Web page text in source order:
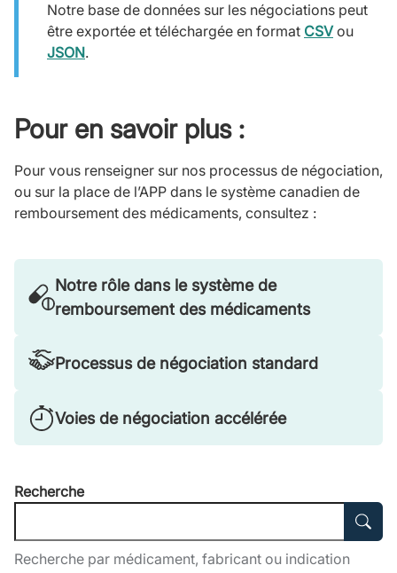
Notre base de données sur les négociations peut
être exportée et téléchargée en format CSVou
JSON.
Pour en savoir plus :
Pour vous renseigner sur nos processus de négociation,
ou sur la place de l’APP dans le système canadien de
remboursement des médicaments, consultez :
Notre rôle dans le système de
remboursement des médicaments
Processus de négociation standard
Voies de négociation accélérée
Recherche
Recherche par médicament, fabricant ou indication